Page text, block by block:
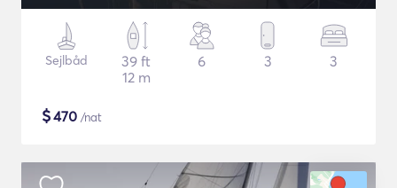
Sejlbåd
39 ft
12 m
6 3 3
$470 /nat